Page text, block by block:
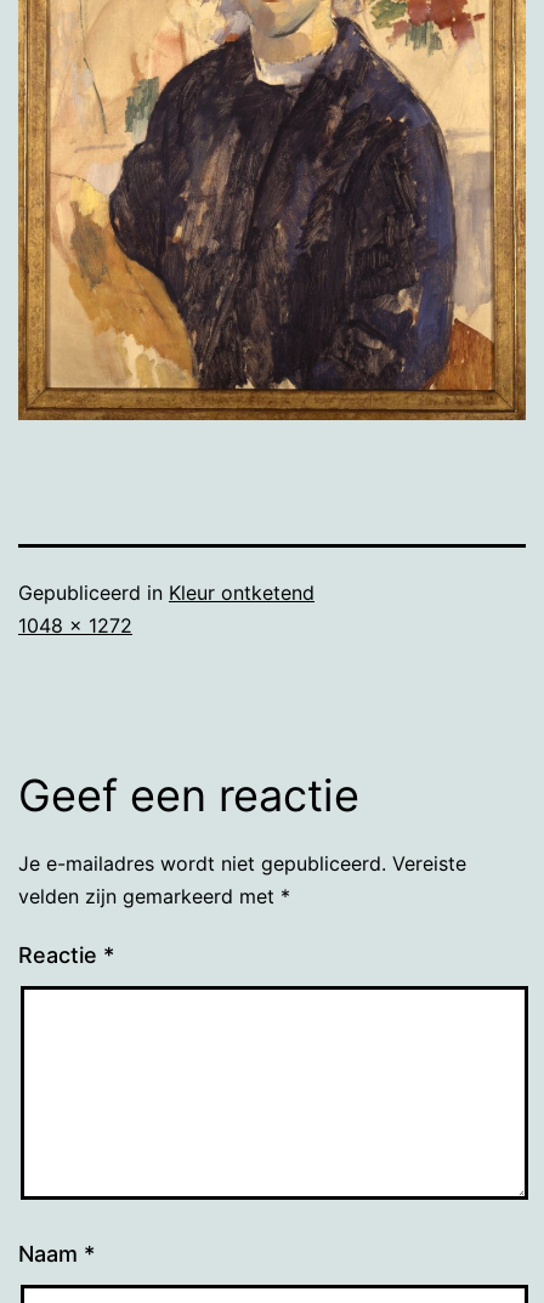
Gepubliceerd in Kleur ontketend
Volledige
1048 × 1272
Geef een reactie
Je e-mailadres wordt niet gepubliceerd. Vereiste
velden zijn gemarkeerd met *
Reactie *
Naam *